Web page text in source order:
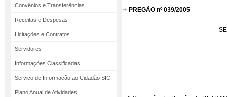
Convênios e Transferências
Receitas e Despesas
Licitações e Contratos
Servidores
Informações Classificadas
Serviço de Informação ao Cidadão SIC
Plano Anual de Atividades
PREGÃO nº 039/2005